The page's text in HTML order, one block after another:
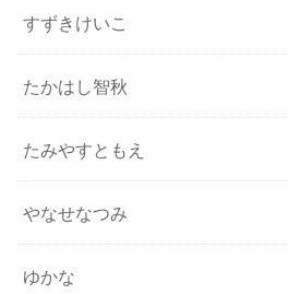
すずきけいこ
たかはし智秋
たみやすともえ
やなせなつみ
ゆかな